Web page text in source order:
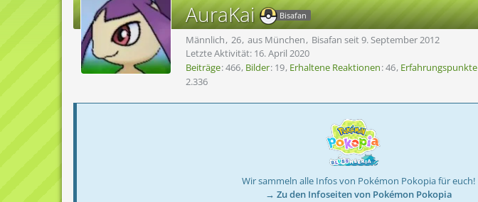
AuraKai Bisafan
Männlich 26 aus München
Bisafan seit 9. September 2012
Letzte Aktivität: 16. April 2020
Beiträge 466 Bilder 19 Erhaltene Reaktionen 46 Erfahrungspunkte
2.336
Wir sammeln alle Infos von Pokémon Pokopia für euch!
→ Zu den Infoseiten von Pokémon Pokopia